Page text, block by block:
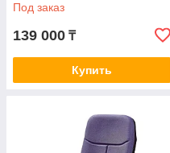
Под заказ
139 000 ₸
Купить